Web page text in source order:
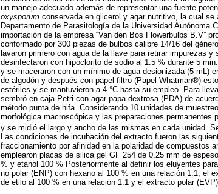
un manejo adecuado además de representar una fuente
oxysporum conservada en glicerol y agar nutritivo, la cual
Departamento de Parasitología de la Universidad Autónoma
importación de la empresa “Van den Bos Flowerbulbs B.V”
conformado por 300 piezas de bulbos calibre 14/16 del género
lavaron primero con agua de la llave para retirar impurezas
desinfectaron con hipoclorito de sodio al 1.5 % durante 5
y se maceraron con un mínimo de agua desionizada (5 mL)
de algodón y después con papel filtro (Papel Whatman®)
estériles y se mantuvieron a 4 °C hasta su empleo. Para
sembró en caja Petri con agar-papa-dextrosa (PDA) de
método punta de hifa. Considerando 10 unidades de
morfológica macroscópica y las preparaciones
y se midió el largo y ancho de las mismas en cada unidad.
Las condiciones de incubación del extracto fueron las
fraccionamiento por afinidad en la polaridad de compuestos
emplearon placas de silica gel GF 254 de 0.25 mm de
% y etanol 100 % Posteriormente al definir los eluyentes
no polar (ENP) con hexano al 100 % en una relación 1:1, el
de etilo al 100 % en una relación 1:1 y el extracto polar